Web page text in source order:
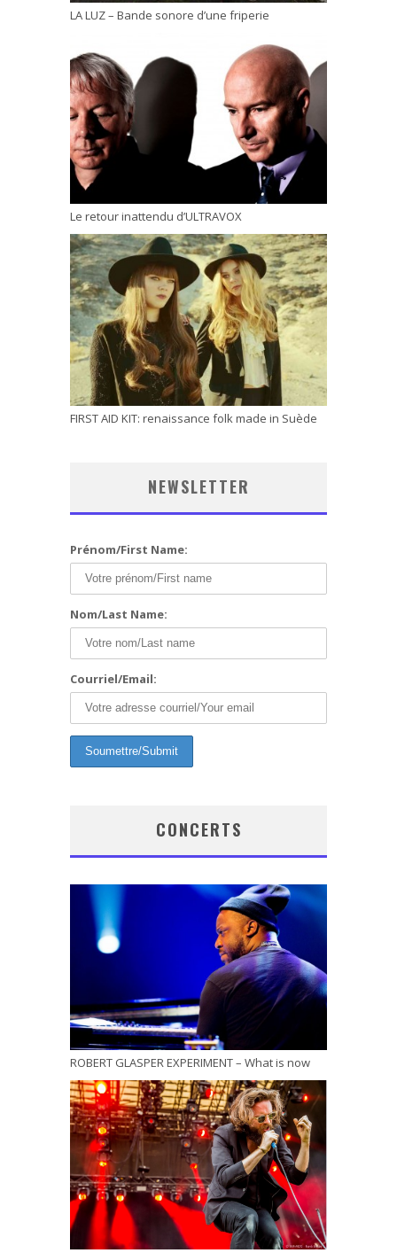
LA LUZ – Bande sonore d’une friperie
Le retour inattendu d’ULTRAVOX
FIRST AID KIT: renaissance folk made in Suède
NEWSLETTER
Prénom/First Name:
Nom/Last Name:
Courriel/Email:
CONCERTS
ROBERT GLASPER EXPERIMENT – What is now